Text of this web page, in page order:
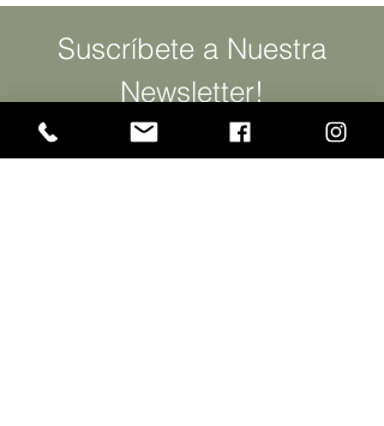
Suscríbete a Nuestra
Newsletter!